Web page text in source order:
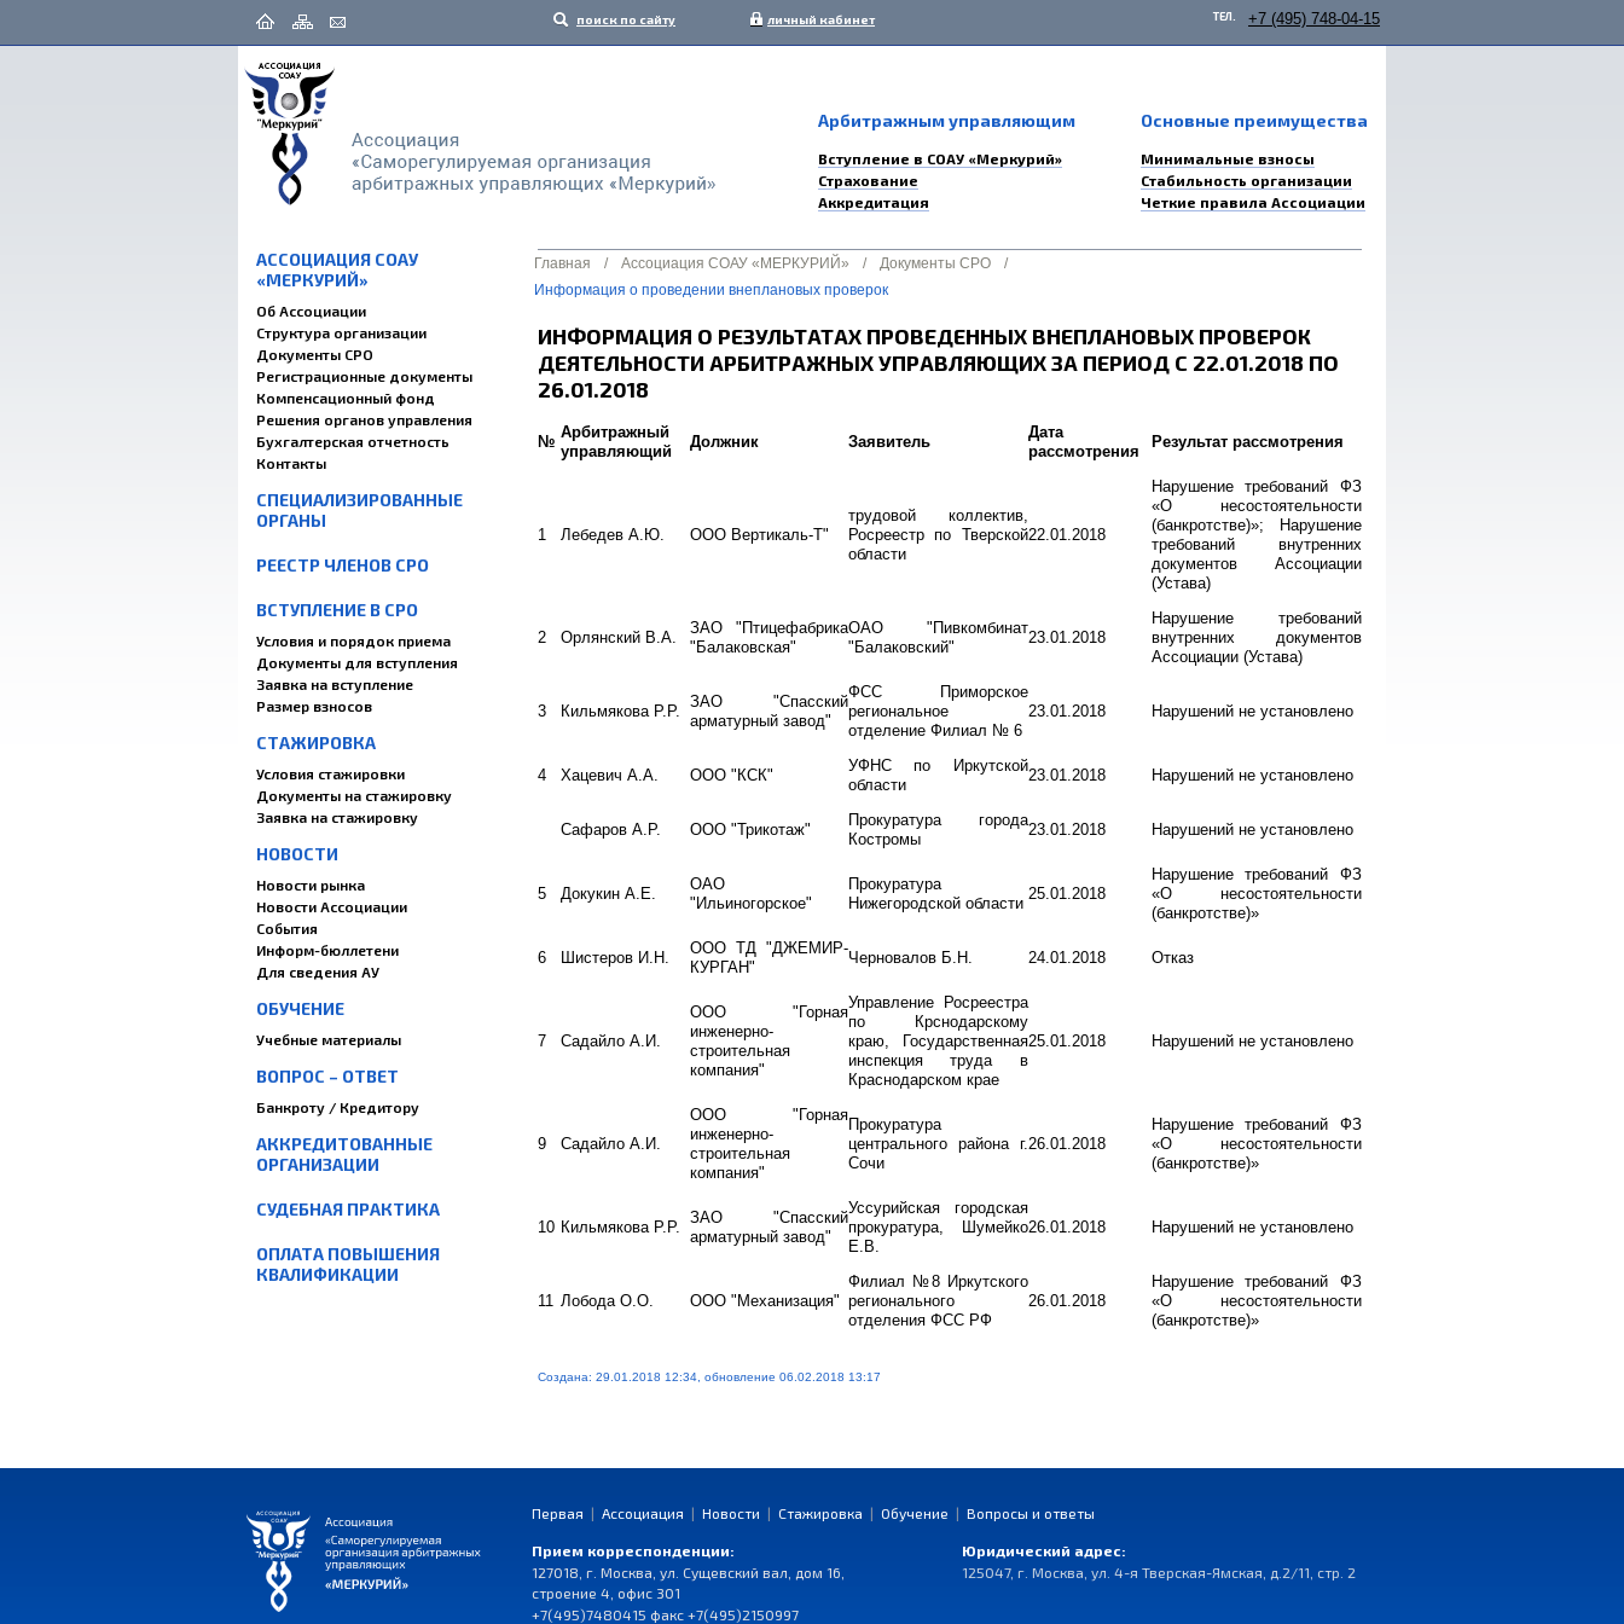
поиск по сайту личный кабинет ТЕЛ. +7 (495) 748-04-15
Арбитражным управляющим
Вступление в СОАУ «Меркурий»
Страхование
Аккредитация
Основные преимущества
Минимальные взносы
Стабильность организации
Четкие правила Ассоциации
АССОЦИАЦИЯ СОАУ
«МЕРКУРИЙ»
Об Ассоциации
Структура организации
Документы СРО
Регистрационные документы
Компенсационный фонд
Решения органов управления
Бухгалтерская отчетность
Контакты
СПЕЦИАЛИЗИРОВАННЫЕ
ОРГАНЫ
РЕЕСТР ЧЛЕНОВ СРО
ВСТУПЛЕНИЕ В СРО
Условия и порядок приема
Документы для вступления
Заявка на вступление
Размер взносов
СТАЖИРОВКА
Условия стажировки
Документы на стажировку
Заявка на стажировку
НОВОСТИ
Новости рынка
Новости Ассоциации
События
Информ-бюллетени
Для сведения АУ
ОБУЧЕНИЕ
Учебные материалы
ВОПРОС – ОТВЕТ
Банкроту / Кредитору
АККРЕДИТОВАННЫЕ
ОРГАНИЗАЦИИ
СУДЕБНАЯ ПРАКТИКА
ОПЛАТА ПОВЫШЕНИЯ
КВАЛИФИКАЦИИ
Главная / Ассоциация СОАУ «МЕРКУРИЙ» / Документы СРО
/
Информация о проведении внеплановых проверок
ИНФОРМАЦИЯ О РЕЗУЛЬТАТАХ ПРОВЕДЕННЫХ ВНЕПЛАНОВЫХ ПРОВЕРОК
ДЕЯТЕЛЬНОСТИ АРБИТРАЖНЫХ УПРАВЛЯЮЩИХ ЗА ПЕРИОД С 22.01.2018 ПО
26.01.2018
№
Арбитражный
управляющий
Должник Заявитель
Дата
рассмотрения
Результат рассмотрения
1 Лебедев А.Ю. ООО Вертикаль-Т"
трудовой коллектив,
Росреестр по Тверской
области
22.01.2018
Нарушение требований ФЗ
«О несостоятельности
(банкротстве)»; Нарушение
требований внутренних
документов Ассоциации
(Устава)
2 Орлянский В.А.
ЗАО "Птицефабрика
"Балаковская"
ОАО "Пивкомбинат
"Балаковский"
23.01.2018
Нарушение требований
внутренних документов
Ассоциации (Устава)
3 Кильмякова Р.Р.
ЗАО "Спасский
арматурный завод"
ФСС Приморское
региональное
отделение Филиал № 6
23.01.2018 Нарушений не установлено
4 Хацевич А.А. ООО "КСК"
УФНС по Иркутской
области
23.01.2018 Нарушений не установлено
Сафаров А.Р. ООО "Трикотаж"
Прокуратура города
Костромы
23.01.2018 Нарушений не установлено
5 Докукин А.Е.
ОАО
"Ильиногорское"
Прокуратура
Нижегородской области
25.01.2018
Нарушение требований ФЗ
«О несостоятельности
(банкротстве)»
6 Шистеров И.Н.
ООО ТД "ДЖЕМИР-
КУРГАН"
Черновалов Б.Н. 24.01.2018 Отказ
7 Садайло А.И.
ООО "Горная
инженерно-
строительная
компания"
Управление Росреестра
по Крснодарскому
краю, Государственная
инспекция труда в
Краснодарском крае
25.01.2018 Нарушений не установлено
9 Садайло А.И.
ООО "Горная
инженерно-
строительная
компания"
Прокуратура
центрального района г.
Сочи
26.01.2018
Нарушение требований ФЗ
«О несостоятельности
(банкротстве)»
10 Кильмякова Р.Р.
ЗАО "Спасский
арматурный завод"
Уссурийская городская
прокуратура, Шумейко
Е.В.
26.01.2018 Нарушений не установлено
11 Лобода О.О. ООО "Механизация"
Филиал №8 Иркутского
регионального
отделения ФСС РФ
26.01.2018
Нарушение требований ФЗ
«О несостоятельности
(банкротстве)»
Создана: 29.01.2018 12:34, обновление 06.02.2018 13:17
Первая | Ассоциация | Новости | Стажировка | Обучение | Вопросы и ответы
Прием корреспонденции:
127018, г. Москва, ул. Сущевский вал, дом 16,
строение 4, офис 301
+7(495)7480415 факс +7(495)2150997
Юридический адрес:
125047, г. Москва, ул. 4-я Тверская-Ямская, д.2/11, стр. 2